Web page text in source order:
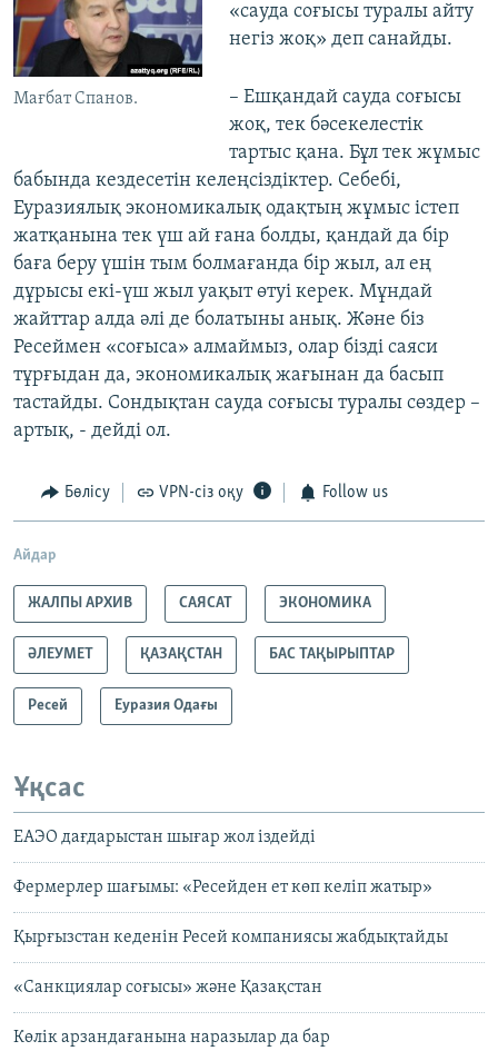
Мағбат Спанов.
«сауда соғысы туралы айту
негіз жоқ» деп санайды.
– Ешқандай сауда соғысы
жоқ, тек бәсекелестік
тартыс қана. Бұл тек жұмыс
бабында кездесетін келеңсіздіктер. Себебі,
Еуразиялық экономикалық одақтың жұмыс істеп
жатқанына тек үш ай ғана болды, қандай да бір
баға беру үшін тым болмағанда бір жыл, ал ең
дұрысы екі-үш жыл уақыт өтуі керек. Мұндай
жайттар алда әлі де болатыны анық. Және біз
Ресеймен «соғыса» алмаймыз, олар бізді саяси
тұрғыдан да, экономикалық жағынан да басып
тастайды. Сондықтан сауда соғысы туралы сөздер –
артық, - дейді ол.
Бөлісу VPN-сіз оқу Follow us
Айдар
ЖАЛПЫ АРХИВ САЯСАТ ЭКОНОМИКА
ӘЛЕУМЕТ ҚАЗАҚСТАН БАС ТАҚЫРЫПТАР
Ресей Еуразия Одағы
Ұқсас
ЕАЭО дағдарыстан шығар жол іздейді
Фермерлер шағымы: «Ресейден ет көп келіп жатыр»
Қырғызстан кеденін Ресей компаниясы жабдықтайды
«Санкциялар соғысы» және Қазақстан
Көлік арзандағанына наразылар да бар